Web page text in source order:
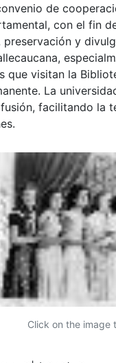
de
con el fin
preservación y
que visitan la
La
facilitando la
Click on the image